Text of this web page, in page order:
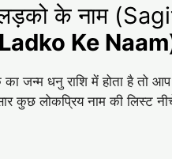
के नाम
Ke
जन्म धनु राशि में होता है तो
कुछ लोकप्रिय नाम की लिस्ट